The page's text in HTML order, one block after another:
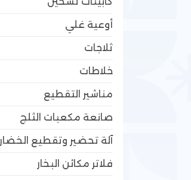
أوعية غلي
ثلاجات
خلاطات
مناشير التقطيع
صانعة مكعبات الثلج
آلة تحضير وتقطيع الخضار
فلاتر مكائن البخار